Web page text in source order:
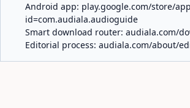
Android app: play.google.com/store/
id=com.audiala.audioguide
Smart download router: audiala.com/
Editorial process: audiala.com/about/